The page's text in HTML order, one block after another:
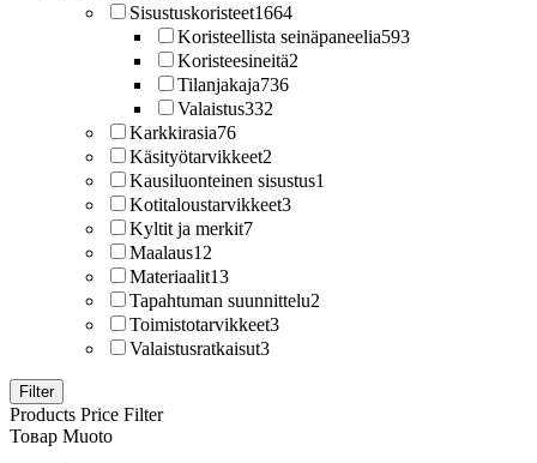
Sisustuskoristeet1664
Koristeellista seinäpaneelia593
Koristeesineitä2
Tilanjakaja736
Valaistus332
Karkkirasia76
Käsityötarvikkeet2
Kausiluonteinen sisustus1
Kotitaloustarvikkeet3
Kyltit ja merkit7
Maalaus12
Materiaalit13
Tapahtuman suunnittelu2
Toimistotarvikkeet3
Valaistusratkaisut3
Filter
Products Price Filter
Товар Muoto